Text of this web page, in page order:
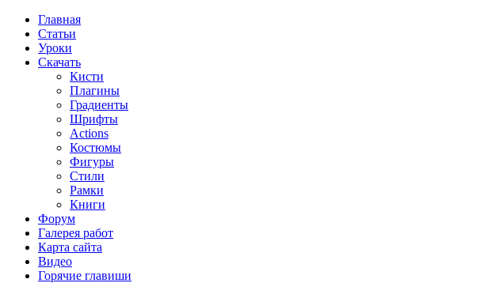
Главная
Статьи
Уроки
Скачать
Кисти
Плагины
Градиенты
Шрифты
Actions
Костюмы
Фигуры
Стили
Рамки
Книги
Форум
Галерея работ
Карта сайта
Видео
Горячие главиши